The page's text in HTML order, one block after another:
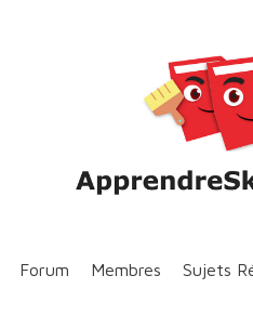
Forum Membres Sujets